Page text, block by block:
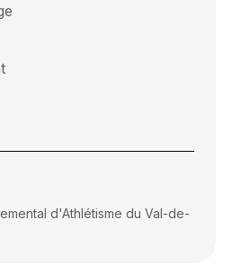
d'Athlétisme du Val-de-